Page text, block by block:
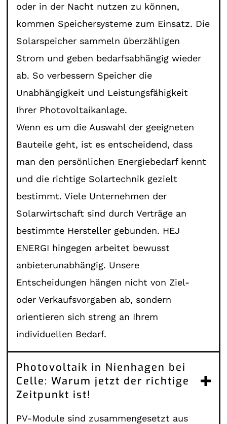
oder in der Nacht nutzen zu können,
kommen Speichersysteme zum Einsatz. Die
Solarspeicher sammeln überzähligen
Strom und geben bedarfsabhängig wieder
ab. So verbessern Speicher die
Unabhängigkeit und Leistungsfähigkeit
Ihrer Photovoltaikanlage.
Wenn es um die Auswahl der geeigneten
Bauteile geht, ist es entscheidend, dass
man den persönlichen Energiebedarf kennt
und die richtige Solartechnik gezielt
bestimmt. Viele Unternehmen der
Solarwirtschaft sind durch Verträge an
bestimmte Hersteller gebunden. HEJ
ENERGI hingegen arbeitet bewusst
anbieterunabhängig. Unsere
Entscheidungen hängen nicht von Ziel-
oder Verkaufsvorgaben ab, sondern
orientieren sich streng an Ihrem
individuellen Bedarf.
Photovoltaik in Nienhagen bei
Celle: Warum jetzt der richtige
Zeitpunkt ist!
PV-Module sind zusammengesetzt aus